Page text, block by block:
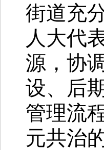
街道充
人大代
源，协
设、后
管理流
元共治